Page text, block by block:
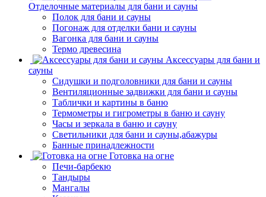
Отделочные материалы для бани и сауны
Полок для бани и сауны
Погонаж для отделки бани и сауны
Вагонка для бани и сауны
Термо древесина
Аксессуары для бани и
сауны
Сидушки и подголовники для бани и сауны
Вентиляционные задвижки для бани и сауны
Таблички и картины в баню
Термометры и гигрометры в баню и сауну
Часы и зеркала в баню и сауну
Светильники для бани и сауны,абажуры
Банные принадлежности
Готовка на огне
Печи-барбекю
Тандыры
Мангалы